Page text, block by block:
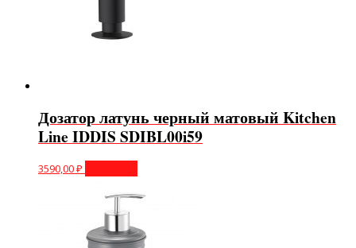
Дозатор латунь черный матовый Kitchen
Line IDDIS SDIBL00i59
3590,00₽